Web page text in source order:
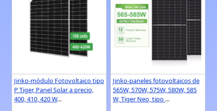
Jinko-módulo Fotovoltaico tipo
P Tiger, Panel Solar a precio,
400, 410, 420 W...
Jinko-paneles fotovoltaicos de
565W, 570W, 575W, 580W, 585
W, Tiger Neo, tipo ...